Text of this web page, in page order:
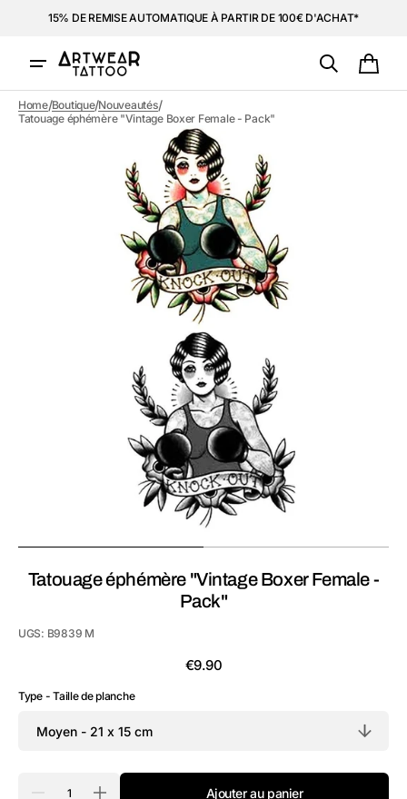
15% DE REMISE AUTOMATIQUE À PARTIR DE 100€ D'ACHAT*
Ouvrir
1
des
supports
multimédia
dans
la
vue
de
la
galerie
Home/Boutique/Nouveautés/
Tatouage éphémère "Vintage Boxer Female - Pack"
Tatouage éphémère "Vintage Boxer Female -
Pack"
UGS: B9839 M
Prix
€9.90
Type - Taille de planche
Ajouter au panier